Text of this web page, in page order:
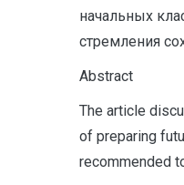
начальных
стремления
Abstract
The article
of preparing
recommended